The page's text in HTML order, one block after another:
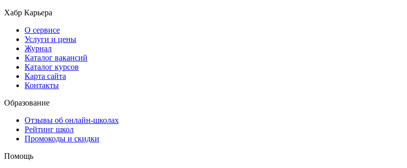
Хабр Карьера
О сервисе
Услуги и цены
Журнал
Каталог вакансий
Каталог курсов
Карта сайта
Контакты
Образование
Отзывы об онлайн-школах
Рейтинг школ
Промокоды и скидки
Помощь